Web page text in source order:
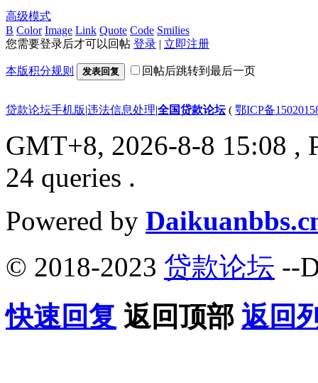
高级模式
B Color Image Link Quote Code Smilies
您需要登录后才可以回帖 登录 | 立即注册
本版积分规则 发表回复 回帖后跳转到最后一页
贷款论坛手机版|违法信息处理|全国贷款论坛( 鄂ICP备
GMT+8, 2026-8-8 15:08 ,
24 queries .
Powered by
© 2018-2023 贷款论坛 --
快速回复 返回顶部 返回